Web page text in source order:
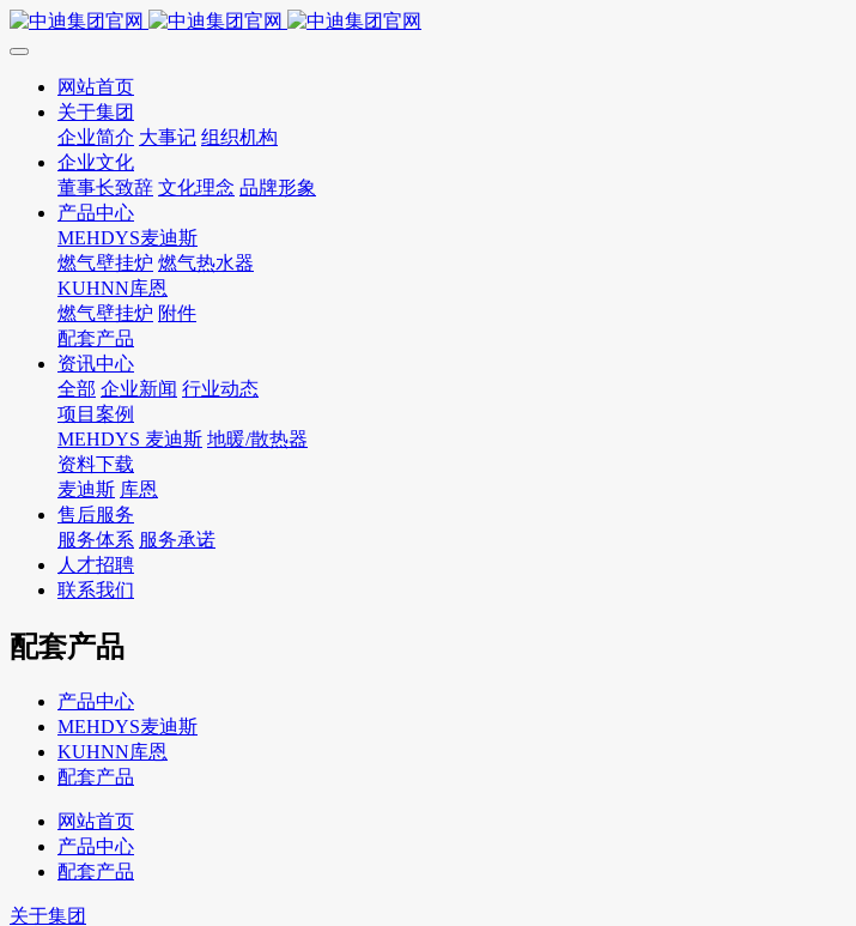
网站首页
关于集团
企业简介 大事记 组织机构
企业文化
董事长致辞 文化理念 品牌形象
产品中心
MEHDYS麦迪斯
燃气壁挂炉 燃气热水器
KUHNN库恩
燃气壁挂炉 附件
配套产品
资讯中心
全部 企业新闻 行业动态
项目案例
MEHDYS 麦迪斯 地暖/散热器
资料下载
麦迪斯 库恩
售后服务
服务体系 服务承诺
人才招聘
联系我们
配套产品
产品中心
MEHDYS麦迪斯
KUHNN库恩
配套产品
网站首页
产品中心
配套产品
关于集团